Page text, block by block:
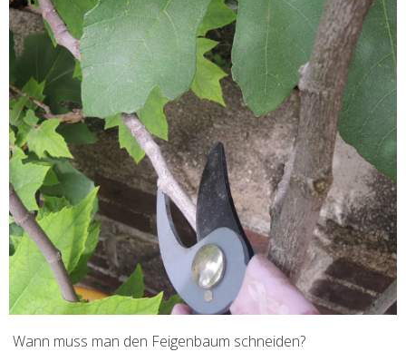
Wann muss man den Feigenbaum schneiden?